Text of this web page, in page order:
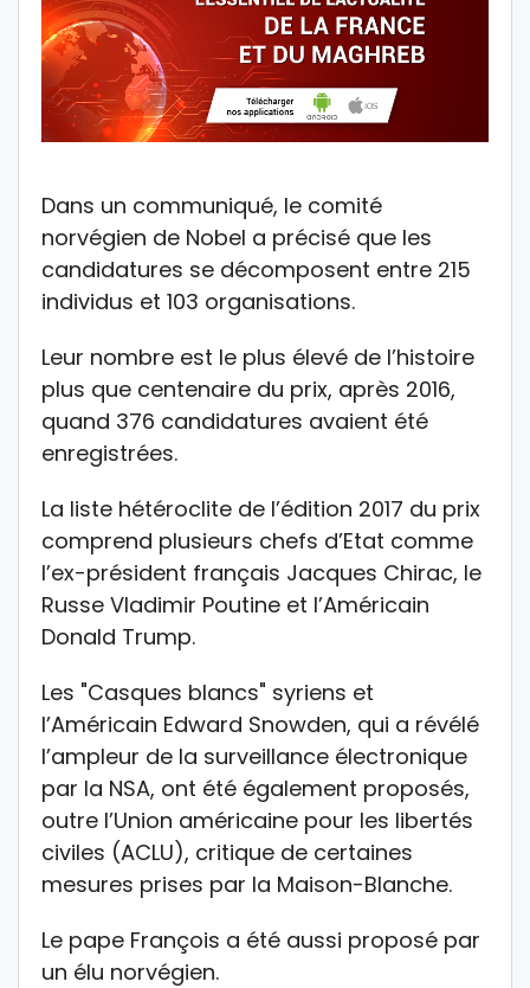
Dans un communiqué, le comité
norvégien de Nobel a précisé que les
candidatures se décomposent entre 215
individus et 103 organisations.
Leur nombre est le plus élevé de l’histoire
plus que centenaire du prix, après 2016,
quand 376 candidatures avaient été
enregistrées.
La liste hétéroclite de l’édition 2017 du prix
comprend plusieurs chefs d’Etat comme
l’ex-président français Jacques Chirac, le
Russe Vladimir Poutine et l’Américain
Donald Trump.
Les "Casques blancs" syriens et
l’Américain Edward Snowden, qui a révélé
l’ampleur de la surveillance électronique
par la NSA, ont été également proposés,
outre l’Union américaine pour les libertés
civiles (ACLU), critique de certaines
mesures prises par la Maison-Blanche.
Le pape François a été aussi proposé par
un élu norvégien.